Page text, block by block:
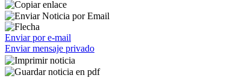
Enviar por e-mail
Enviar mensaje privado